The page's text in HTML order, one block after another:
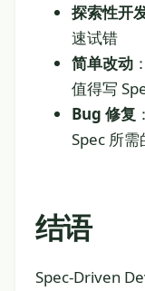
探索性开
速试错
简单改动
值得写
Bug 修复
Spec 所
结语
Spec-Driven